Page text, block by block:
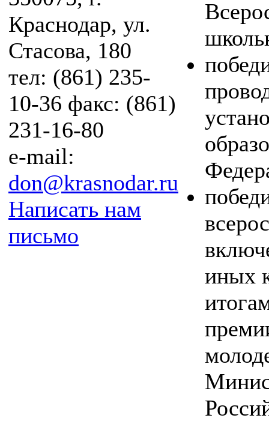
Краснодар, ул.
Стасова, 180
тел: (861) 235-
10-36 факс: (861)
231-16-80
e-mail:
don@krasnodar.ru
Написать нам
письмо
иных